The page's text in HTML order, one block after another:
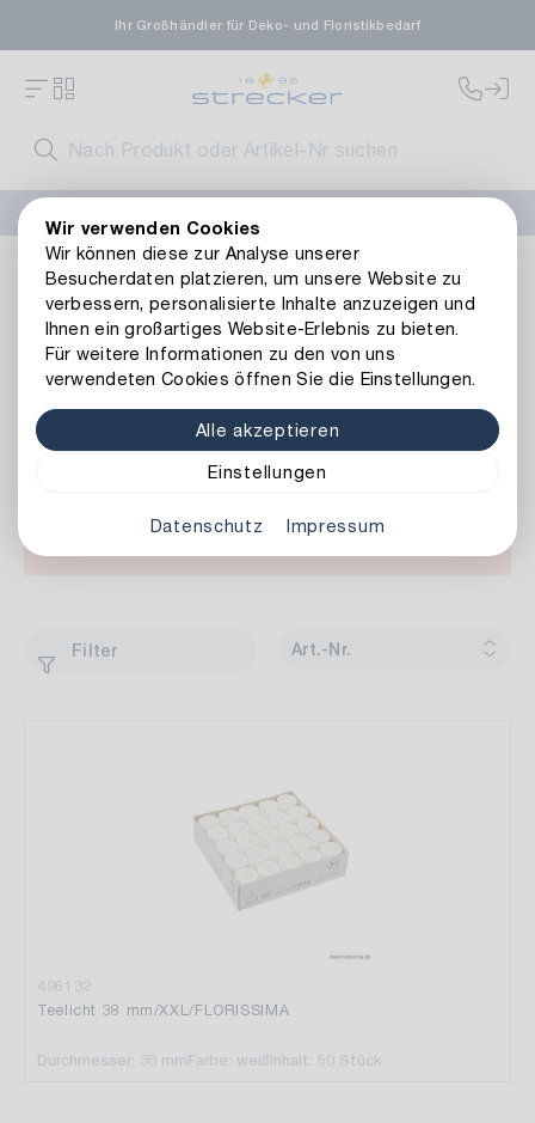
Wir verwenden Cookies
Wir können diese zur Analyse unserer
Besucherdaten platzieren, um unsere Website zu
verbessern, personalisierte Inhalte anzuzeigen und
Ihnen ein großartiges Website-Erlebnis zu bieten.
Für weitere Informationen zu den von uns
verwendeten Cookies öffnen Sie die Einstellungen.
Alle akzeptieren
Einstellungen
Datenschutz Impressum
Ihr Großhändler für Deko- und Floristikbedarf
Dekoration Kerzen Teelichte
Teelichte
Filter Art.-Nr.
496132
Teelicht 38 mm/XXL/FLORISSIMA
Durchmesser: 38 mmFarbe: weißInhalt: 50 Stück